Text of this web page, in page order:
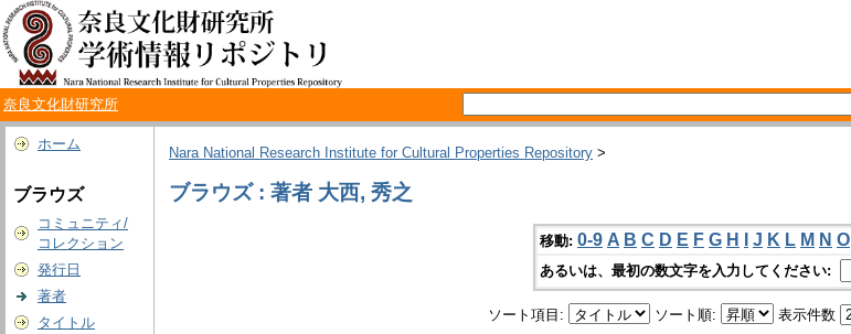
奈良文化財研究所
ホーム
ブラウズ
コミュニティ/
コレクション
発行日
著者
タイトル
Nara National Research Institute for Cultural Properties Repository >
ブラウズ : 著者 大西, 秀之
移動: 0-9 A B C D E F G H J K L M N O
あるいは、最初の数文字を入力してください:
ソート項目: ソート順: 表示件数